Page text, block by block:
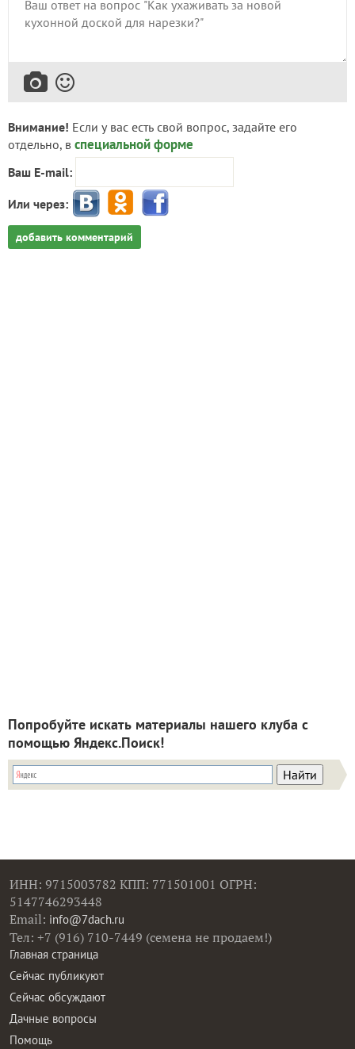
Внимание! Если у вас есть свой вопрос, задайте его
отдельно, в специальной форме
Ваш E-mail:
Или через:
добавить комментарий
Попробуйте искать материалы нашего клуба с
помощью Яндекс.Поиск!
ИНН: 9715003782 КПП: 771501001 ОГРН:
5147746293448
Email: info@7dach.ru
Тел: +7 (916) 710-7449 (семена не продаем!)
Главная страница
Сейчас публикуют
Сейчас обсуждают
Дачные вопросы
Помощь